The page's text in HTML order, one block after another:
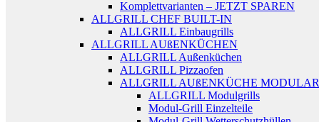
Komplettvarianten – JETZT SPAREN
ALLGRILL CHEF BUILT-IN
ALLGRILL Einbaugrills
ALLGRILL AUßENKÜCHEN
ALLGRILL Außenküchen
ALLGRILL Pizzaofen
ALLGRILL AUßENKÜCHE MODULAR
ALLGRILL Modulgrills
Modul-Grill Einzelteile